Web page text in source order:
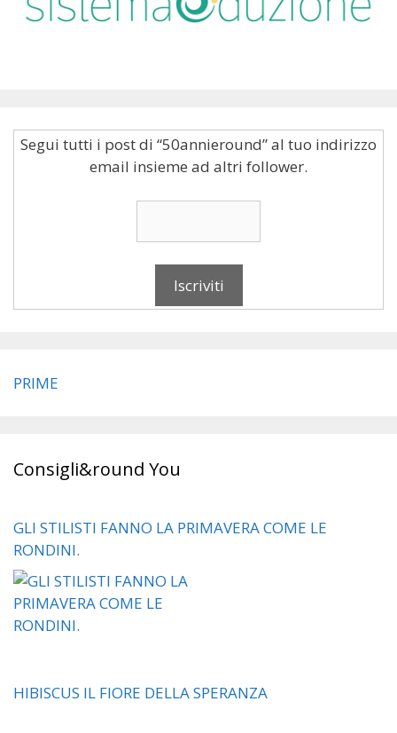
Segui tutti i post di “50annieround” al tuo indirizzo
email insieme ad altri follower.
PRIME
Consigli&round You
GLI STILISTI FANNO LA PRIMAVERA COME LE
RONDINI.
HIBISCUS IL FIORE DELLA SPERANZA